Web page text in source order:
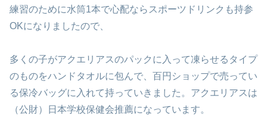
練習のために水筒1本で心配ならスポーツドリンクも持参
OKになりましたので、
多くの子がアクエリアスのパックに入って凍らせるタイプ
のものをハンドタオルに包んで、百円ショップで売ってい
る保冷バッグに入れて持っていきました。アクエリアスは
（公財）日本学校保健会推薦になっています。